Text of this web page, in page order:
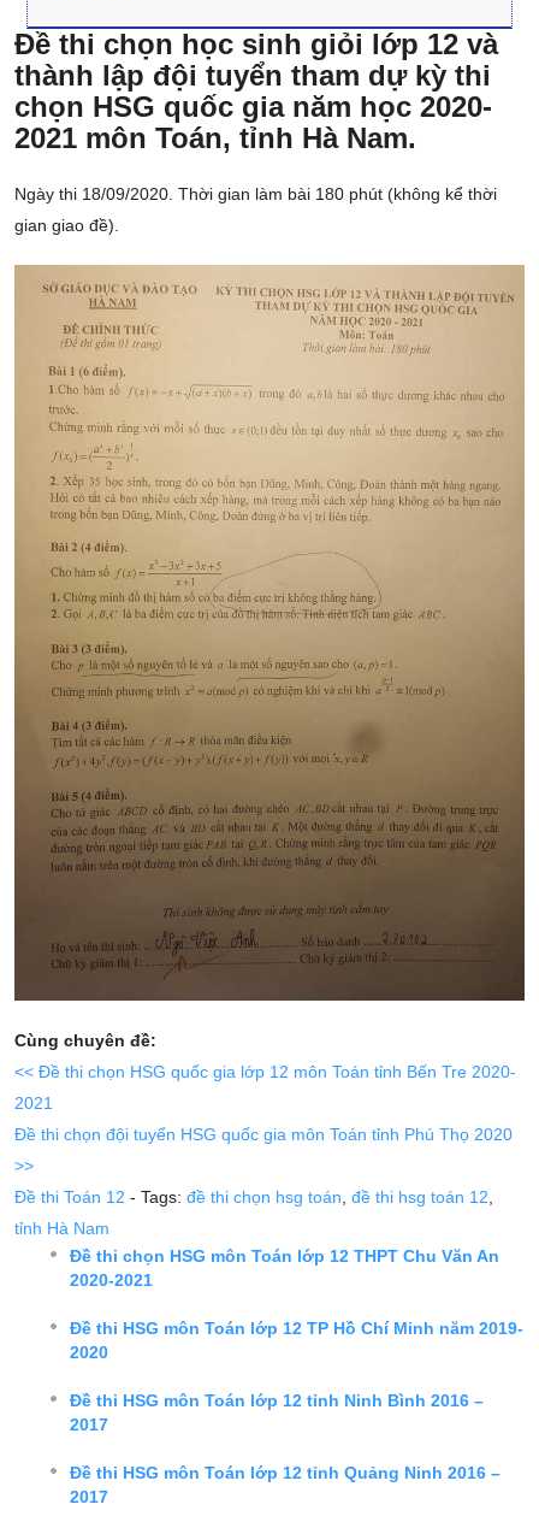
Đề thi chọn học sinh giỏi lớp 12 và
thành lập đội tuyển tham dự kỳ thi
chọn HSG quốc gia năm học 2020-
2021 môn Toán, tỉnh Hà Nam.
Ngày thi 18/09/2020. Thời gian làm bài 180 phút (không kể thời
gian giao đề).
Cùng chuyên đề:
<< Đề thi chọn HSG quốc gia lớp 12 môn Toán tỉnh Bến Tre 2020-
2021
Đề thi chọn đội tuyển HSG quốc gia môn Toán tỉnh Phú Thọ 2020
>>
Đề thi Toán 12 - Tags: đề thi chọn hsg toán đề thi hsg toán 12
tỉnh Hà Nam
Đề thi chọn HSG môn Toán lớp 12 THPT Chu Văn An
2020-2021
Đề thi HSG môn Toán lớp 12 TP Hồ Chí Minh năm 2019-
2020
Đề thi HSG môn Toán lớp 12 tỉnh Ninh Bình 2016 –
2017
Đề thi HSG môn Toán lớp 12 tỉnh Quảng Ninh 2016 –
2017